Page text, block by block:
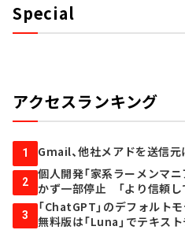
Special
アクセスランキング
1 Gmail、他社メアドを送信
2
個人開発「家系ラーメンマ
かず一部停止 「より信頼し
3
「ChatGPT」のデフォルト
無料版は「Luna」でテキス